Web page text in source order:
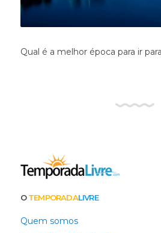
Qual é a melhor época para ir
OTEMPORADALIVRE
Quem somos